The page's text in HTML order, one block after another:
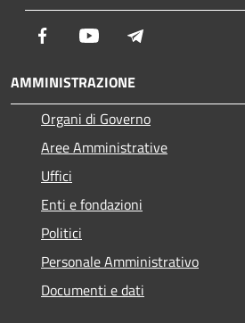
Facebook Youtube
AMMINISTRAZIONE
Organi di Governo
Aree Amministrative
Uffici
Enti e fondazioni
Politici
Personale Amministrativo
Documenti e dati